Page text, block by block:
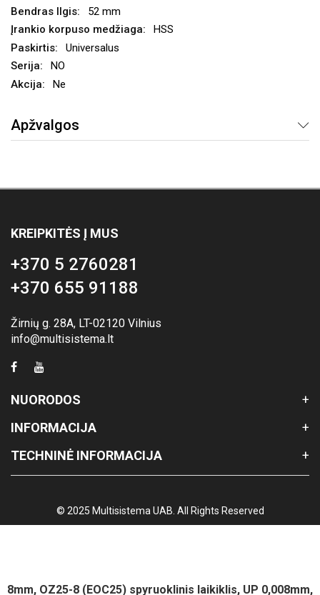
52 mm
HSS
Universalus
NO
Ne
Apžvalgos
KREIPKITĖS Į MUS
+370 5 2760281
+370 655 91188
Žirnių g. 28A, LT-02120 Vilnius
info@multisistema.lt
NUORODOS
INFORMACIJA
TECHNINĖ INFORMACIJA
© 2025 Multisistema UAB. All Rights Reserved
8mm, OZ25-8 (EOC25) spyruoklinis laikiklis, UP 0,008mm,